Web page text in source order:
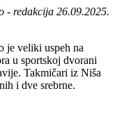
- redakcija 26.09.2025.
je veliki uspeh na
u sportskoj dvorani
Takmičari iz Niša
i dve srebrne.